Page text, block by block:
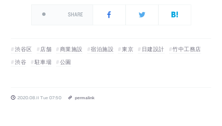
SHARE
渋谷区 店舗 商業施設 宿泊施設 東京 日建設計
竹中工務店
渋谷
駐車場 公園
2020.08.11 Tue 07:50 permalink